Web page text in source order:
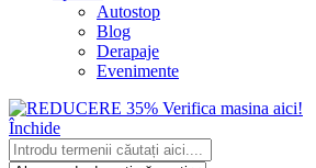
Autostop
Blog
Derapaje
Evenimente
Închide